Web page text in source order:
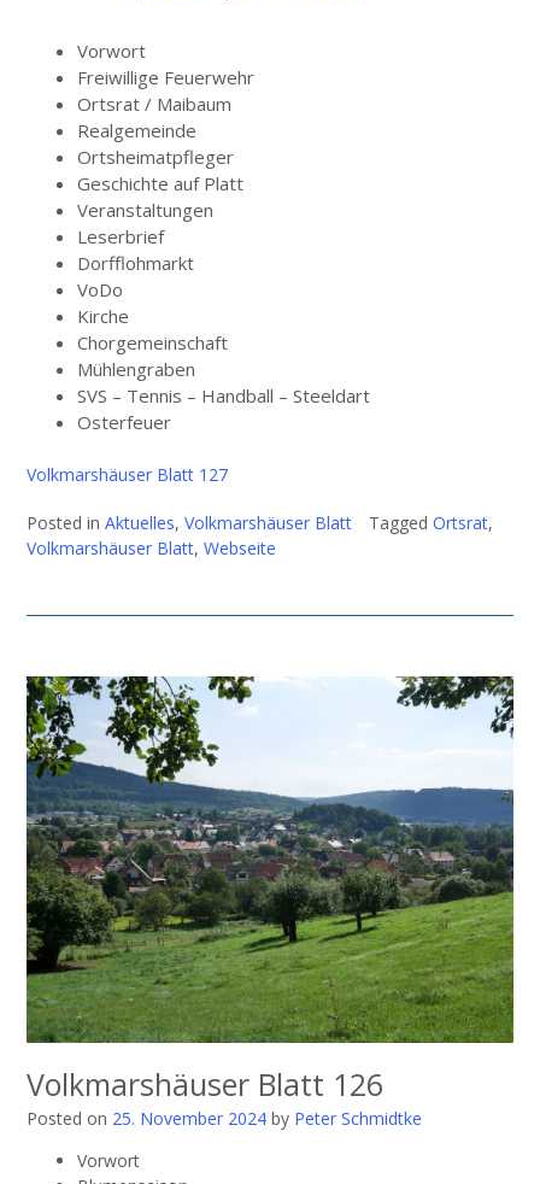
Vorwort
Freiwillige Feuerwehr
Ortsrat / Maibaum
Realgemeinde
Ortsheimatpfleger
Geschichte auf Platt
Veranstaltungen
Leserbrief
Dorfflohmarkt
VoDo
Kirche
Chorgemeinschaft
Mühlengraben
SVS – Tennis – Handball – Steeldart
Osterfeuer
Volkmarshäuser Blatt 127
Posted in Aktuelles, Volkmarshäuser Blatt Tagged Ortsrat,
Volkmarshäuser Blatt, Webseite
Volkmarshäuser Blatt 126
Posted on 25. November 2024 by Peter Schmidtke
Vorwort